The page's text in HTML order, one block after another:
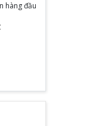
hàng đầu